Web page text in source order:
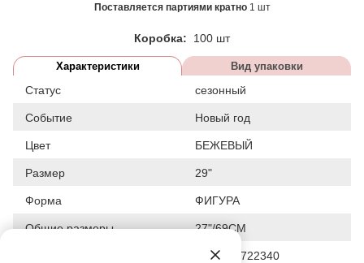
Поставляется партиями кратно 1 шт
Коробка: 100 шт
Характеристики Вид упаковки
Статус сезонный
Событие Новый год
Цвет БЕЖЕВЫЙ
Размер 29"
Форма ФИГУРА
Общие размеры 27"/69СМ
8050195722340